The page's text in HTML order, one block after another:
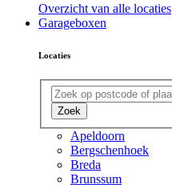
Overzicht van alle locaties
Garageboxen
Locaties
Zoek
Apeldoorn
Bergschenhoek
Breda
Brunssum